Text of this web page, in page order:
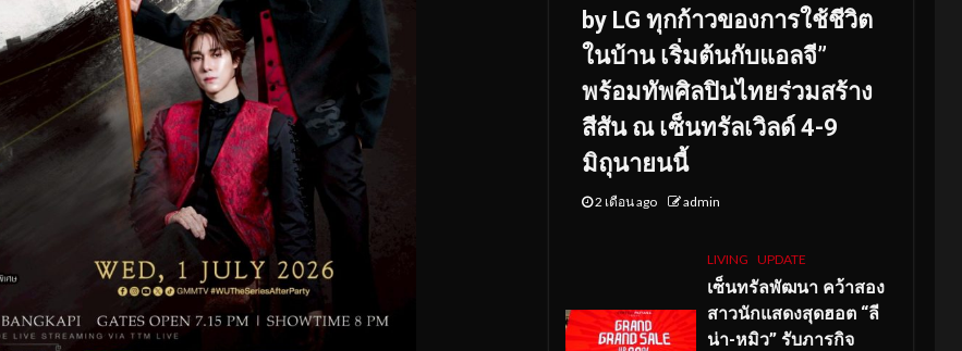
by LG ทุกก้าวของการใช้ชีวิต
ในบ้าน เริ่มต้นกับแอลจี”
พร้อมทัพศิลปินไทยร่วมสร้าง
สีสัน ณ เซ็นทรัลเวิลด์ 4-9
มิถุนายนนี้
2 เดือน ago admin
LIVING UPDATE
เซ็นทรัลพัฒนา คว้าสอง
สาวนักแสดงสุดฮอต “ลี
น่า-หมิว” รับภารกิจ